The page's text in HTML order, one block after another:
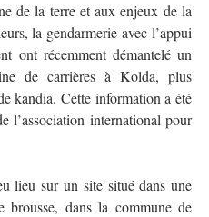
de la terre et aux enjeux de la
la gendarmerie avec l’appui
ont récemment démantelé un
de carrières à Kolda, plus
kandia. Cette information a été
l’association international pour
lieu sur un site situé dans une
brousse, dans la commune de